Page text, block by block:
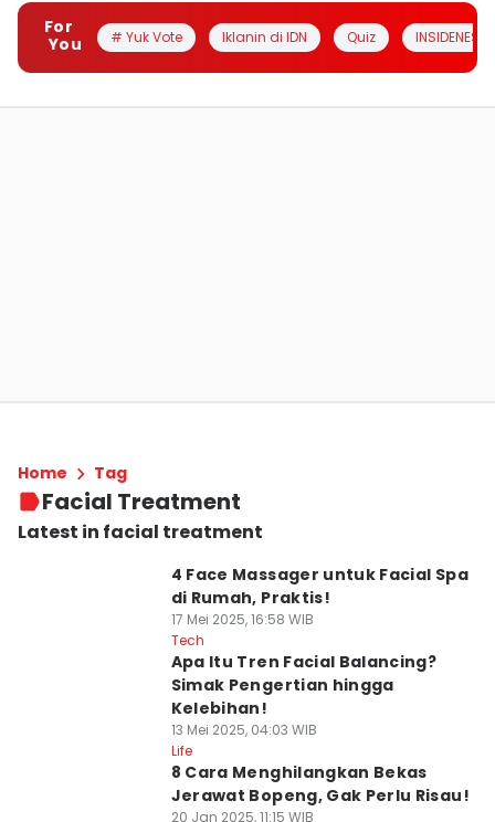
For
You
# Yuk Vote Iklanin di IDN Quiz INSIDENESIA
Home Tag
Facial Treatment
Latest in facial treatment
4 Face Massager untuk Facial Spa
di Rumah, Praktis!
17 Mei 2025, 16:58 WIB
Tech
Apa Itu Tren Facial Balancing?
Simak Pengertian hingga
Kelebihan!
13 Mei 2025, 04:03 WIB
Life
8 Cara Menghilangkan Bekas
Jerawat Bopeng, Gak Perlu Risau!
20 Jan 2025, 11:15 WIB